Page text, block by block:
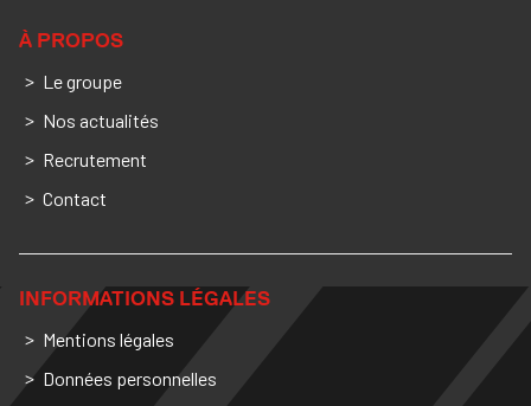
À PROPOS
Le groupe
Nos actualités
Recrutement
Contact
INFORMATIONS LÉGALES
Mentions légales
Données personnelles